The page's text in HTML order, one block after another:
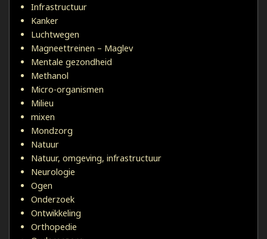
Infrastructuur
Kanker
Luchtwegen
Magneettreinen – Maglev
Mentale gezondheid
Methanol
Micro-organismen
Milieu
mixen
Mondzorg
Natuur
Natuur, omgeving, infrastructuur
Neurologie
Ogen
Onderzoek
Ontwikkeling
Orthopedie